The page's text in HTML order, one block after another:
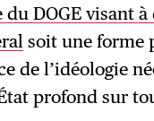
du DOGE visant
soit une forme
de l’idéologie
profond sur